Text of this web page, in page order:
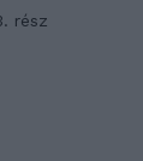
rész